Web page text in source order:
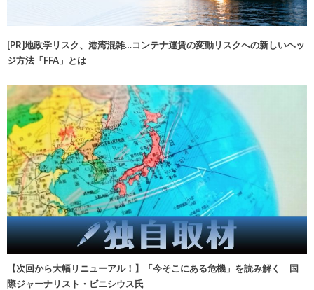
[PR]地政学リスク、港湾混雑…コンテナ運賃の変動リスクへの新しいヘッ
ジ方法「FFA」とは
【次回から大幅リニューアル！】「今そこにある危機」を読み解く 国
際ジャーナリスト・ビニシウス氏